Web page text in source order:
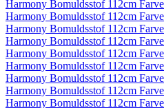
Harmony Bomuldsstof 112cm
Harmony Bomuldsstof 112cm
Harmony Bomuldsstof 112cm
Harmony Bomuldsstof 112cm
Harmony Bomuldsstof 112cm
Harmony Bomuldsstof 112cm
Harmony Bomuldsstof 112cm
Harmony Bomuldsstof 112cm
Harmony Bomuldsstof 112cm